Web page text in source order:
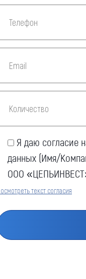
Я даю согласие
данных (Имя/
ООО
текст согласия
Как к Вам